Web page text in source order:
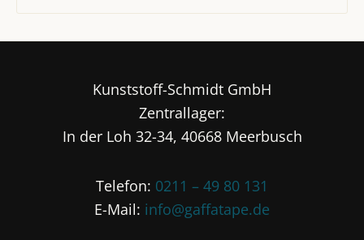
Kunststoff-Schmidt GmbH
Zentrallager:
In der Loh 32-34, 40668 Meerbusch
Telefon: 0211 – 49 80 131
E-Mail: info@gaffatape.de